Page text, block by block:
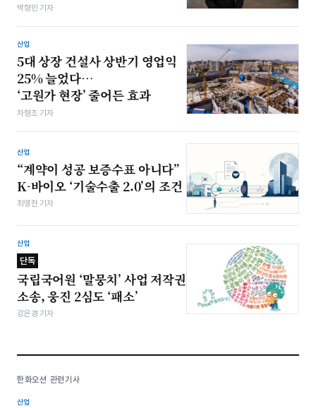
박형민 기자
산업
5대 상장 건설사 상반기 영업익
25% 늘었다…
‘고원가 현장’ 줄어든 효과
차형조 기자
산업
“계약이 성공 보증수표 아니다”
K-바이오 ‘기술수출 2.0’의 조건
최영찬 기자
산업
단독
국립국어원 ‘말뭉치’ 사업 저작권
소송, 웅진 2심도 ‘패소’
강은경 기자
한화오션 관련기사
산업